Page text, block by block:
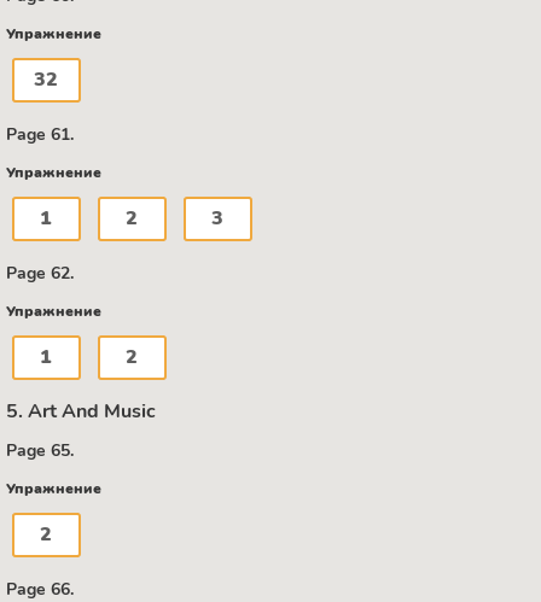
Упражнение
32
Page 61.
Упражнение
1 2 3
Page 62.
Упражнение
1 2
5. Art And Music
Page 65.
Упражнение
2
Page 66.